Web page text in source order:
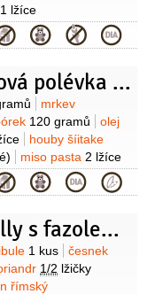
1 lžíce
Zeleninová polévka miso se shiitake
mrkev
120 gramů
olej
houby šíitake
miso pasta 2 lžíce
rýžové (slabé)
šťáva
zázvoru na
Quesadilly s fazolemi a čedarem
1 kus
česnek
1/2 lžičky
římský